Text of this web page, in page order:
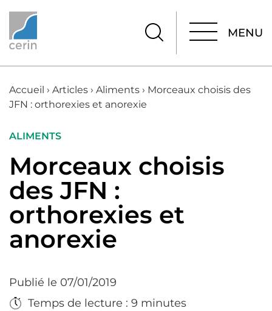
MENU
Accueil › Articles › Aliments › Morceaux choisis des
JFN : orthorexies et anorexie
ALIMENTS
Morceaux choisis
des JFN :
orthorexies et
anorexie
Publié le 07/01/2019
Temps de lecture : 9 minutes